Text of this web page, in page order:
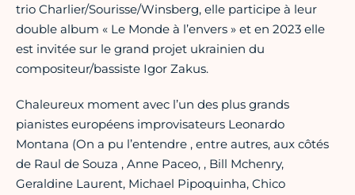
trio Charlier/Sourisse/Winsberg, elle participe à leur
double album « Le Monde à l’envers » et en 2023 elle
est invitée sur le grand projet ukrainien du
compositeur/bassiste Igor Zakus.
Chaleureux moment avec l’un des plus grands
pianistes européens improvisateurs Leonardo
Montana (On a pu l’entendre , entre autres, aux côtés
de Raul de Souza , Anne Paceo, , Bill Mchenry,
Geraldine Laurent, Michael Pipoquinha, Chico